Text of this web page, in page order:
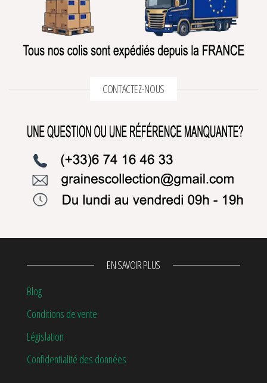
CONTACTEZ-NOUS
EN SAVOIR PLUS
Blog
Conditions de vente
Législation
Confidentialité des données